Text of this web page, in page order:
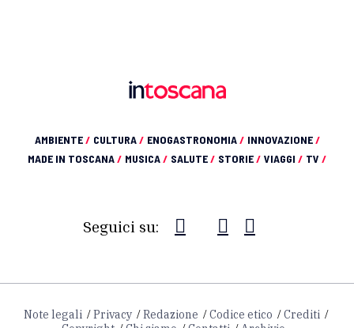
AMBIENTE/ CULTURA/ ENOGASTRONOMIA/ INNOVAZIONE/
MADE IN TOSCANA/ MUSICA/ SALUTE/ STORIE/ VIAGGI / TV /
Seguici su:
Note legali Privacy Redazione Codice etico
Crediti